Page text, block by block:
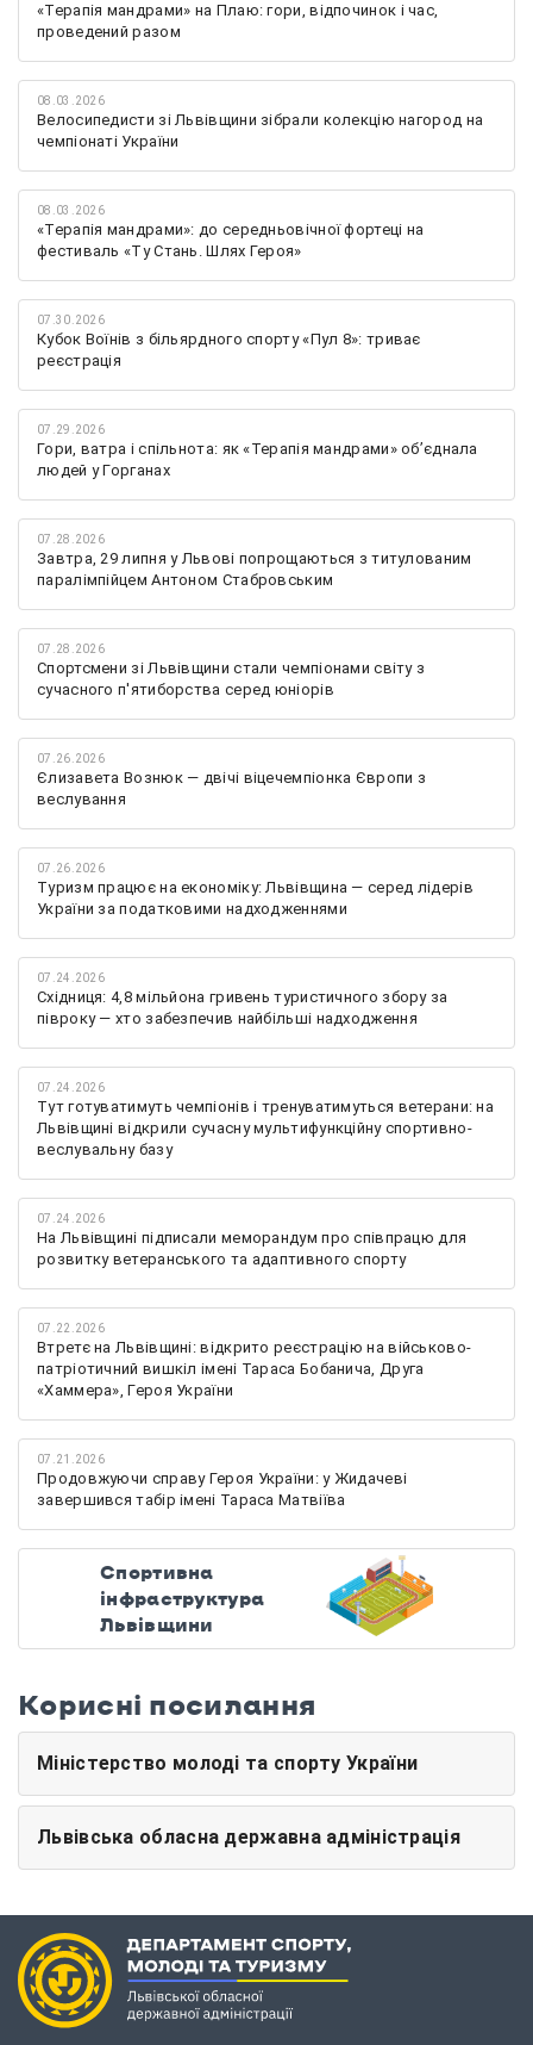
«Терапія мандрами» на Плаю: гори, відпочинок і час,
проведений разом
08.03.2026
Велосипедисти зі Львівщини зібрали колекцію нагород на
чемпіонаті України
08.03.2026
«Терапія мандрами»: до середньовічної фортеці на
фестиваль «Ту Стань. Шлях Героя»
07.30.2026
Кубок Воїнів з більярдного спорту «Пул 8»: триває
реєстрація
07.29.2026
Гори, ватра і спільнота: як «Терапія мандрами» об’єднала
людей у Горганах
07.28.2026
Завтра, 29 липня у Львові попрощаються з титулованим
паралімпійцем Антоном Стабровським
07.28.2026
Спортсмени зі Львівщини стали чемпіонами світу з
сучасного п'ятиборства серед юніорів
07.26.2026
Єлизавета Вознюк — двічі віцечемпіонка Європи з
веслування
07.26.2026
Туризм працює на економіку: Львівщина — серед лідерів
України за податковими надходженнями
07.24.2026
Східниця: 4,8 мільйона гривень туристичного збору за
півроку — хто забезпечив найбільші надходження
07.24.2026
Тут готуватимуть чемпіонів і тренуватимуться ветерани: на
Львівщині відкрили сучасну мультифункційну спортивно-
веслувальну базу
07.24.2026
На Львівщині підписали меморандум про співпрацю для
розвитку ветеранського та адаптивного спорту
07.22.2026
Втретє на Львівщині: відкрито реєстрацію на військово-
патріотичний вишкіл імені Тараса Бобанича, Друга
«Хаммера», Героя України
07.21.2026
Продовжуючи справу Героя України: у Жидачеві
завершився табір імені Тараса Матвіїва
Спортивна
інфраструктура
Львівщини
Корисні посилання
Міністерство молоді та спорту України
Львівська обласна державна адміністрація